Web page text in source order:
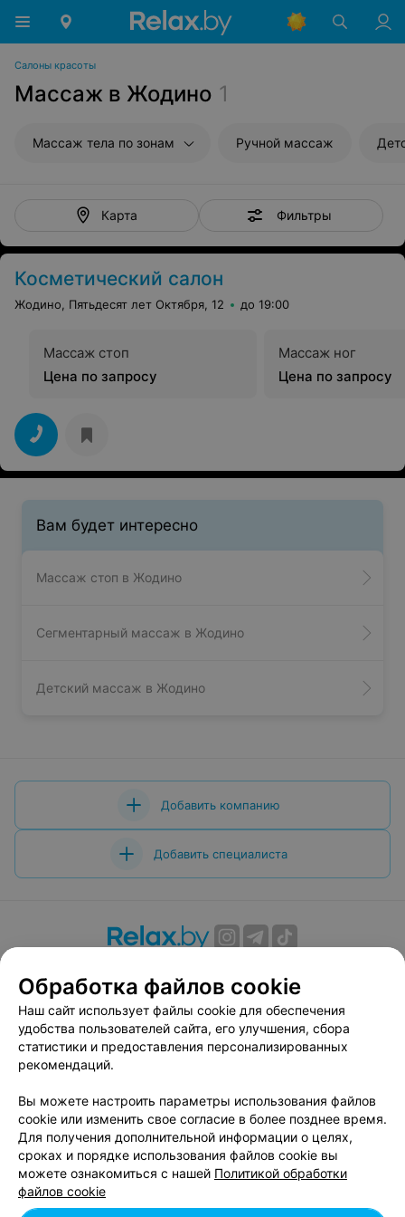
Салоны красоты
Массаж в Жодино 1
Массаж тела по зонам Ручной массаж
Карта Фильтры
Косметический салон
Жодино, Пятьдесят лет Октября, 12 до 19:00
Массаж стоп
Цена по запросу
Массаж ног
Цена по запросу
Вам будет интересно
Массаж стоп в Жодино
Сегментарный массаж в Жодино
Детский массаж в Жодино
Добавить компанию
Добавить специалиста
Вакансии
Публичный договор
Способы оплаты
Публичный договор по использованию сервиса
«Афиша»
Пользовательское соглашение
Связаться по вопросам сотрудничества
Написать руководителю relax.by
Персональные настройки cookie
Обработка персональных данных
Обработка файлов cookie
Наш сайт использует файлы cookie для обеспечения
удобства пользователей сайта, его улучшения, сбора
статистики и предоставления персонализированных
рекомендаций.
Вы можете настроить параметры использования файлов
cookie или изменить свое согласие в более позднее время.
Для получения дополнительной информации о целях,
сроках и порядке использования файлов cookie вы
можете ознакомиться с нашей Политикой обработки
файлов cookie